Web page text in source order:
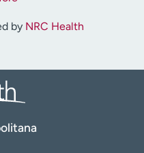
by NRC Health